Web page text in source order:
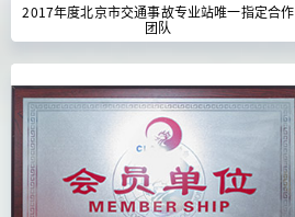
2017年度北京市交通事故专业站唯一指定合作
团队